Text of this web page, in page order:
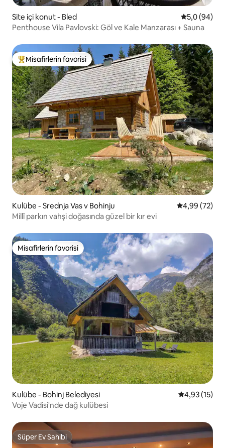
Site içi konut - Bled 5 üzerinden
5,0 (94)
Penthouse Vila Pavlovski: Göl ve Kale Manzarası + Sauna
Misafirlerin favorilerinden en beğenilenler arasında
Misafirlerin favorisi
Kulübe - Srednja Vas v Bohinju 5 üzerinden
4,99 (72)
Millî parkın vahşi doğasında güzel bir kır evi
Misafirlerin favorisi
Misafirlerin favorisi
Kulübe - Bohinj Belediyesi 5 üzerinden
4,93 (15)
Voje Vadisi'nde dağ kulübesi
Süper Ev Sahibi
Süper Ev Sahibi